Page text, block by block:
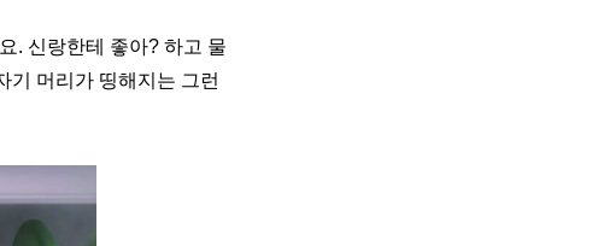
. 신랑한테 좋아? 하고 물
기 머리가 띵해지는 그런